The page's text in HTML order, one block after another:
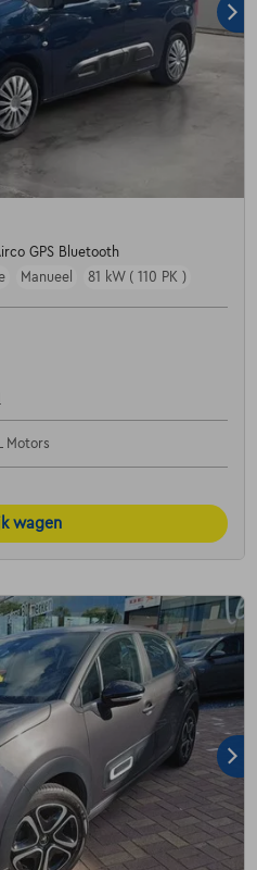
GPS Bluetooth
Manueel 81 kW ( 110 PK )
Motors
wagen